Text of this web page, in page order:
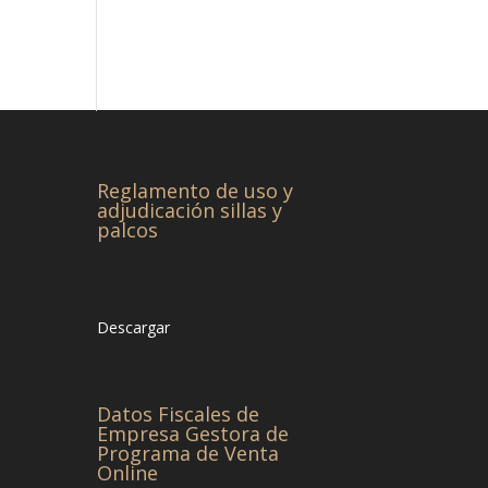
Reglamento de uso y
adjudicación sillas y
palcos
Descargar
Datos Fiscales de
Empresa Gestora de
Programa de Venta
Online